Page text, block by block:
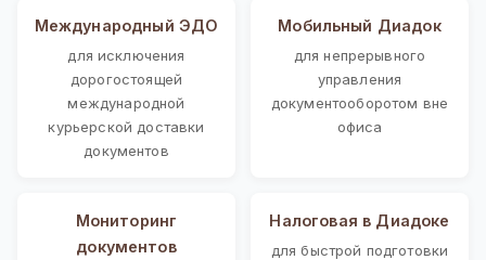
Международный ЭДО
для исключения
дорогостоящей
международной
курьерской доставки
документов
Мобильный Диадок
для непрерывного
управления
документооборотом вне
офиса
Мониторинг
документов
Налоговая в Диадоке
для быстрой подготовки